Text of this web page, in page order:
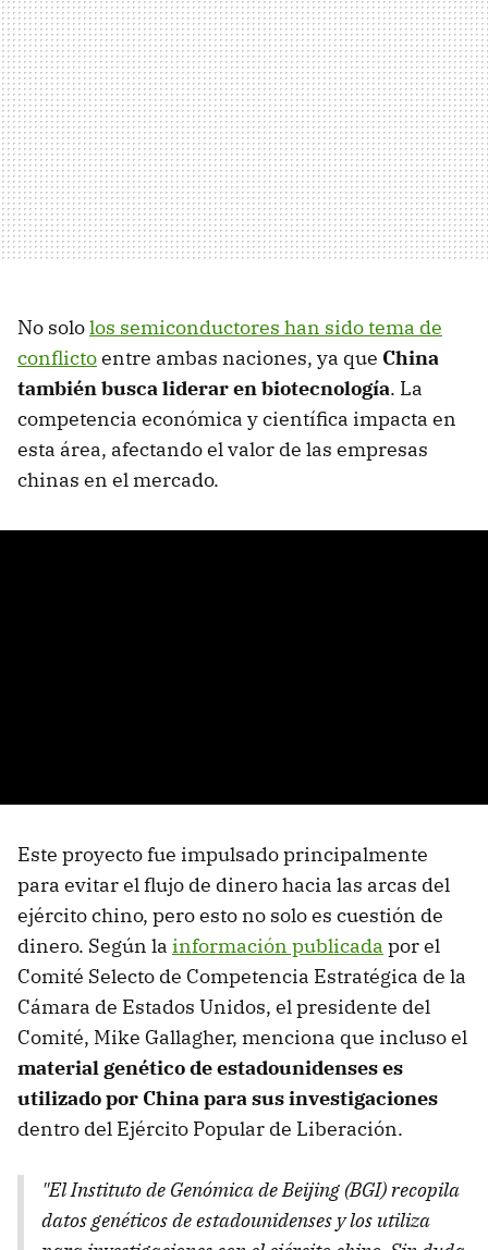
No sololos semiconductores han sido tema de
conflictoentre ambas naciones, ya que China
también busca liderar en biotecnología. La
competencia económica y científica impacta en
esta área, afectando el valor de las empresas
chinas en el mercado.
Este proyecto fue impulsado principalmente
para evitar el flujo de dinero hacia las arcas del
ejército chino, pero esto no solo es cuestión de
dinero. Según la información publicada por el
Comité Selecto de Competencia Estratégica de la
Cámara de Estados Unidos, el presidente del
Comité, Mike Gallagher, menciona que incluso el
material genético de estadounidenses es
utilizado por China para sus investigaciones
dentro del Ejército Popular de Liberación.
"El Instituto de Genómica de Beijing (BGI) recopila
datos genéticos de estadounidenses y los utiliza